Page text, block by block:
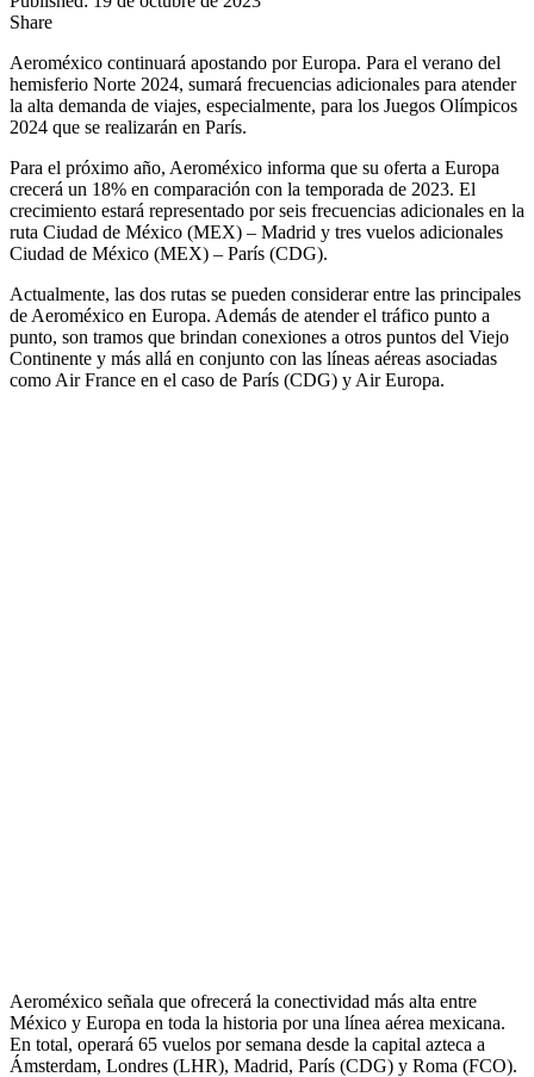
Share
Aeroméxico continuará apostando por Europa. Para el verano del
hemisferio Norte 2024, sumará frecuencias adicionales para atender
la alta demanda de viajes, especialmente, para los Juegos Olímpicos
2024 que se realizarán en París.
Para el próximo año, Aeroméxico informa que su oferta a Europa
crecerá un 18% en comparación con la temporada de 2023. El
crecimiento estará representado por seis frecuencias adicionales en la
ruta Ciudad de México (MEX) – Madrid y tres vuelos adicionales
Ciudad de México (MEX) – París (CDG).
Actualmente, las dos rutas se pueden considerar entre las principales
de Aeroméxico en Europa. Además de atender el tráfico punto a
punto, son tramos que brindan conexiones a otros puntos del Viejo
Continente y más allá en conjunto con las líneas aéreas asociadas
como Air France en el caso de París (CDG) y Air Europa.
Aeroméxico señala que ofrecerá la conectividad más alta entre
México y Europa en toda la historia por una línea aérea mexicana.
En total, operará 65 vuelos por semana desde la capital azteca a
Ámsterdam, Londres (LHR), Madrid, París (CDG) y Roma (FCO).